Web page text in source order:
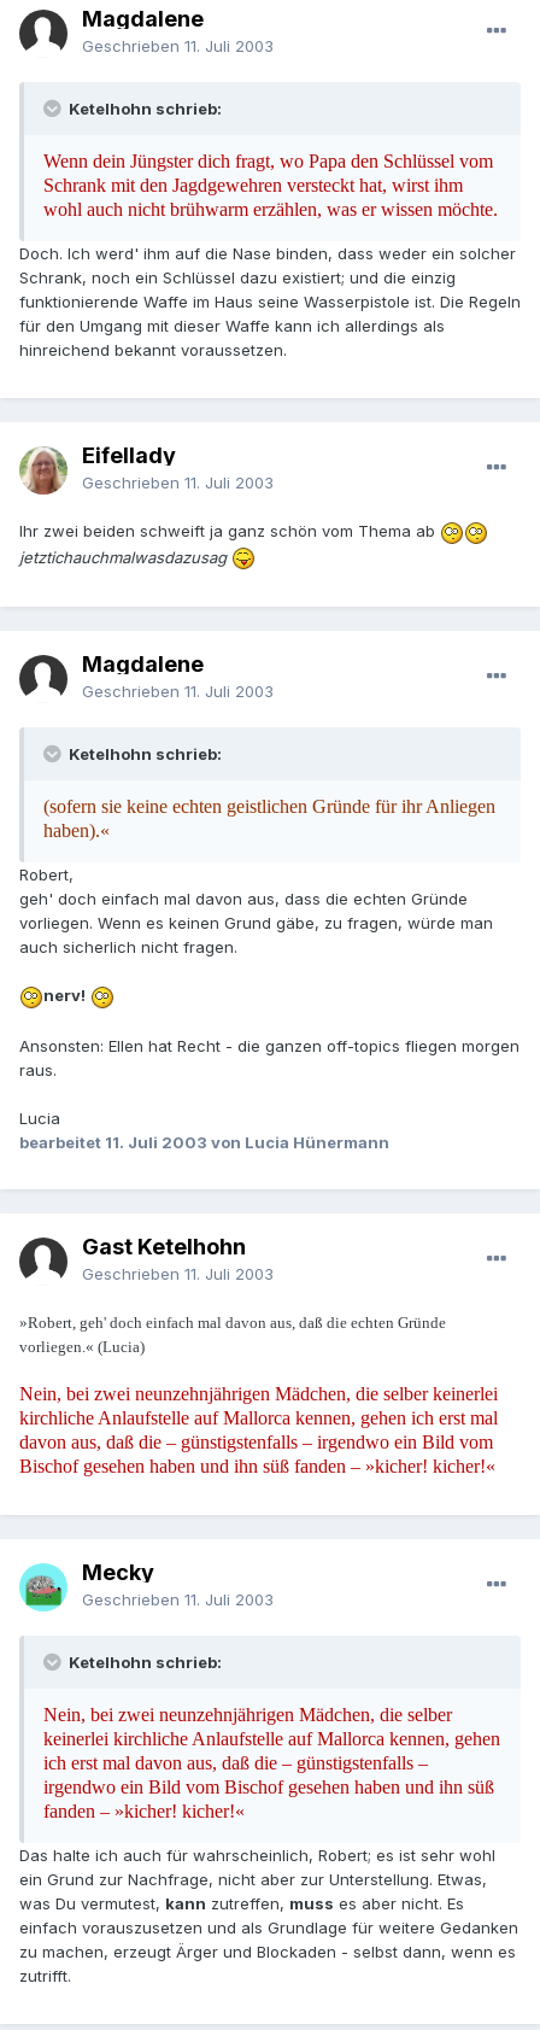
Magdalene
Geschrieben 11. Juli 2003
Ketelhohn schrieb:
Wenn dein Jüngster dich fragt, wo Papa den Schlüssel vom
Schrank mit den Jagdgewehren versteckt hat, wirst ihm
wohl auch nicht brühwarm erzählen, was er wissen möchte.
Doch. Ich werd' ihm auf die Nase binden, dass weder ein solcher
Schrank, noch ein Schlüssel dazu existiert; und die einzig
funktionierende Waffe im Haus seine Wasserpistole ist. Die Regeln
für den Umgang mit dieser Waffe kann ich allerdings als
hinreichend bekannt voraussetzen.
Eifellady
Geschrieben 11. Juli 2003
Ihr zwei beiden schweift ja ganz schön vom Thema ab
jetztichauchmalwasdazusag
Magdalene
Geschrieben 11. Juli 2003
Ketelhohn schrieb:
(sofern sie keine echten geistlichen Gründe für ihr Anliegen
haben).«
Robert,
geh' doch einfach mal davon aus, dass die echten Gründe
vorliegen. Wenn es keinen Grund gäbe, zu fragen, würde man
auch sicherlich nicht fragen.
nerv!
Ansonsten: Ellen hat Recht - die ganzen off-topics fliegen morgen
raus.
Lucia
bearbeitet 11. Juli 2003 von Lucia Hünermann
Gast Ketelhohn
Geschrieben 11. Juli 2003
»Robert, geh' doch einfach mal davon aus, daß die echten Gründe
vorliegen.« (Lucia)
Nein, bei zwei neunzehnjährigen Mädchen, die selber keinerlei
kirchliche Anlaufstelle auf Mallorca kennen, gehen ich erst mal
davon aus, daß die – günstigstenfalls – irgendwo ein Bild vom
Bischof gesehen haben und ihn süß fanden – »kicher! kicher!«
Mecky
Geschrieben 11. Juli 2003
Ketelhohn schrieb:
Nein, bei zwei neunzehnjährigen Mädchen, die selber
keinerlei kirchliche Anlaufstelle auf Mallorca kennen, gehen
ich erst mal davon aus, daß die – günstigstenfalls –
irgendwo ein Bild vom Bischof gesehen haben und ihn süß
fanden – »kicher! kicher!«
Das halte ich auch für wahrscheinlich, Robert; es ist sehr wohl
ein Grund zur Nachfrage, nicht aber zur Unterstellung. Etwas,
was Du vermutest, kann zutreffen, muss es aber nicht. Es
einfach vorauszusetzen und als Grundlage für weitere Gedanken
zu machen, erzeugt Ärger und Blockaden - selbst dann, wenn es
zutrifft.